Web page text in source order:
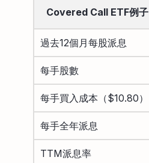
Covered Call ETF例子
過去12個月每股派息
每手股數
每手買入成本（$10.80）
每手全年派息
TTM派息率